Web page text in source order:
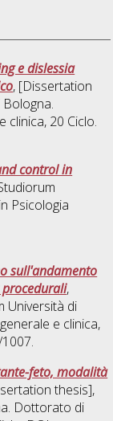
e dislessia
, [Dissertation
clinica, 20 Ciclo.
control in
Psicologia
sull'andamento
,
Università di
e clinica,
feto, modalità
thesis],
Dottorato di